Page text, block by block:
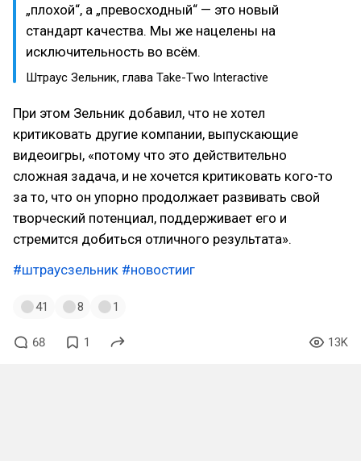
„плохой“, а „превосходный“ — это новый
стандарт качества. Мы же нацелены на
исключительность во всём.
Штраус Зельник, глава Take-Two Interactive
При этом Зельник добавил, что не хотел
критиковать другие компании, выпускающие
видеоигры, «потому что это действительно
сложная задача, и не хочется критиковать кого-то
за то, что он упорно продолжает развивать свой
творческий потенциал, поддерживает его и
стремится добиться отличного результата».
#штраусзельник #новостииг
41 8 1
68 1 13K